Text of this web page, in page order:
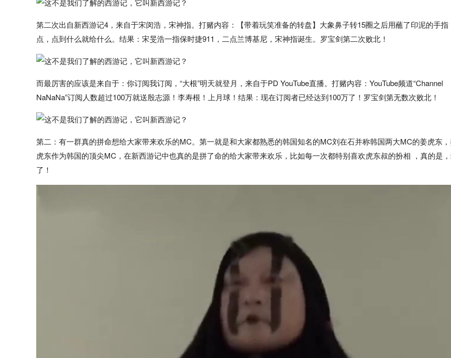
第二次出自新西游记4，来自于宋闵浩，宋神指。打赌内容：【带着玩笑准备的转盘】大象鼻子转15圈之后用蘸了印泥的手指
点，点到什么就给什么。结果：宋旻浩一指保时捷911，二点兰博基尼，宋神指诞生。罗宝剑第二次败北！
而最厉害的应该是来自于：你订阅我订阅，“大根”明天就登月，来自于PD YouTube直播。打赌内容：YouTube频道“Channel
NaNaNa”订阅人数超过100万就送殷志源！李寿根！上月球！结果：现在订阅者已经达到100万了！罗宝剑第无数次败北！
第二：有一群真的拼命想给大家带来欢乐的MC。第一就是和大家都熟悉的韩国知名的MC刘在石并称韩国两大MC的姜虎东
虎东作为韩国的顶尖MC，在新西游记中也真的是拼了命的给大家带来欢乐，比如每一次都特别喜欢虎东叔的扮相 ，真的是
了！